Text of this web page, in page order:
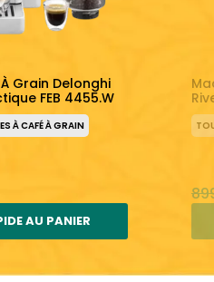
Grain Delonghi
FEB 4455.W
À CAFÉ À GRAIN
AU PANIER